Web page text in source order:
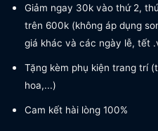
Giảm ngay 30k vào thứ 2,
trên 600k (không áp dụng
giá khác và các ngày lễ, tết
Tặng kèm phụ kiện trang trí
hoa,...)
Cam kết hài lòng 100%